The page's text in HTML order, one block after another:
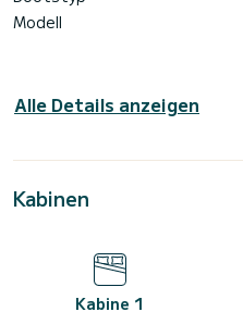
Book your Hanse 460
Modell
Alle Details anzeigen
Kabinen
Kabine 1